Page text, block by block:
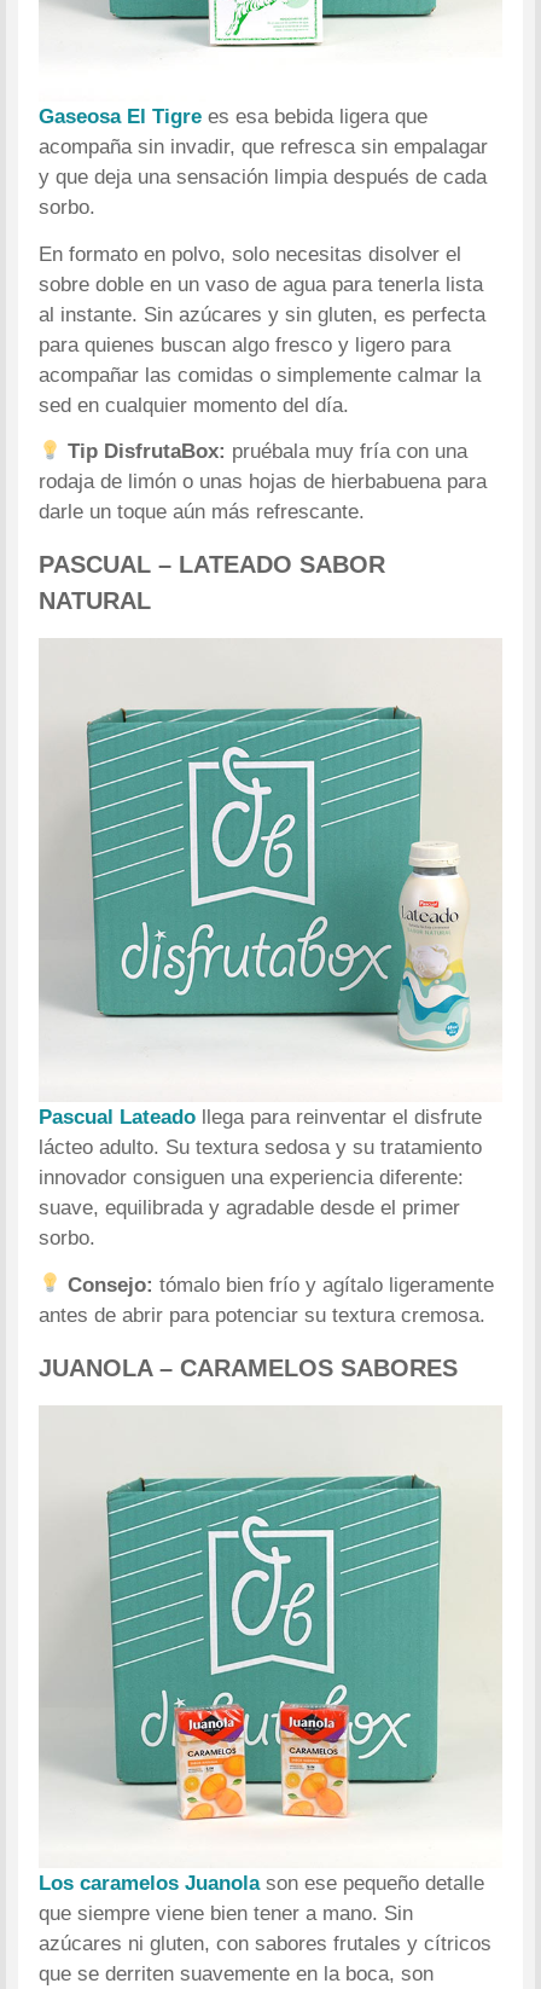
Gaseosa El Tigre es esa bebida ligera que
acompaña sin invadir, que refresca sin empalagar
y que deja una sensación limpia después de cada
sorbo.
En formato en polvo, solo necesitas disolver el
sobre doble en un vaso de agua para tenerla lista
al instante. Sin azúcares y sin gluten, es perfecta
para quienes buscan algo fresco y ligero para
acompañar las comidas o simplemente calmar la
sed en cualquier momento del día.
Tip DisfrutaBox: pruébala muy fría con una
rodaja de limón o unas hojas de hierbabuena para
darle un toque aún más refrescante.
PASCUAL – LATEADO SABOR
NATURAL
Pascual Lateado llega para reinventar el disfrute
lácteo adulto. Su textura sedosa y su tratamiento
innovador consiguen una experiencia diferente:
suave, equilibrada y agradable desde el primer
sorbo.
Consejo: tómalo bien frío y agítalo ligeramente
antes de abrir para potenciar su textura cremosa.
JUANOLA – CARAMELOS SABORES
Los caramelos Juanolason ese pequeño detalle
que siempre viene bien tener a mano. Sin
azúcares ni gluten, con sabores frutales y cítricos
que se derriten suavemente en la boca, son